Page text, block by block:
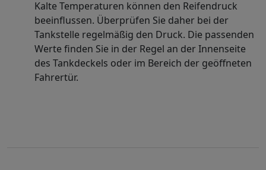
Kalte Temperaturen können den Reifendruck
beeinflussen. Überprüfen Sie daher bei der
Tankstelle regelmäßig den Druck. Die passenden
Werte finden Sie in der Regel an der Innenseite
des Tankdeckels oder im Bereich der geöffneten
Fahrertür.